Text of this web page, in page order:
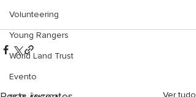
Volunteering
Young Rangers
World Land Trust
Evento
Ver tudo